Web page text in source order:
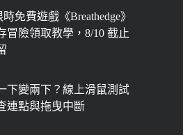
時免費遊戲《Breathedge》
冒險領取教學，8/10 截止
下變兩下？線上滑鼠測試
連點與拖曳中斷